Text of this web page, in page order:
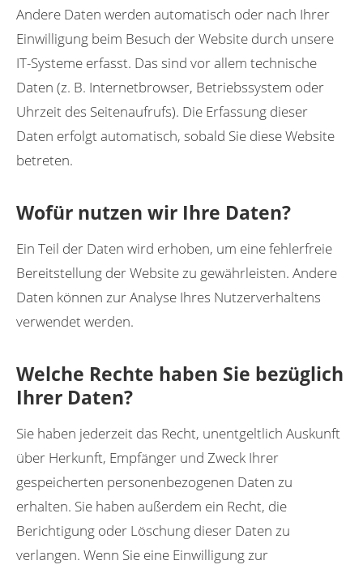
Andere Daten werden automatisch oder nach Ihrer
Einwilligung beim Besuch der Website durch unsere
IT-Systeme erfasst. Das sind vor allem technische
Daten (z. B. Internetbrowser, Betriebssystem oder
Uhrzeit des Seitenaufrufs). Die Erfassung dieser
Daten erfolgt automatisch, sobald Sie diese Website
betreten.
Wofür nutzen wir Ihre Daten?
Ein Teil der Daten wird erhoben, um eine fehlerfreie
Bereitstellung der Website zu gewährleisten. Andere
Daten können zur Analyse Ihres Nutzerverhaltens
verwendet werden.
Welche Rechte haben Sie bezüglich
Ihrer Daten?
Sie haben jederzeit das Recht, unentgeltlich Auskunft
über Herkunft, Empfänger und Zweck Ihrer
gespeicherten personenbezogenen Daten zu
erhalten. Sie haben außerdem ein Recht, die
Berichtigung oder Löschung dieser Daten zu
verlangen. Wenn Sie eine Einwilligung zur